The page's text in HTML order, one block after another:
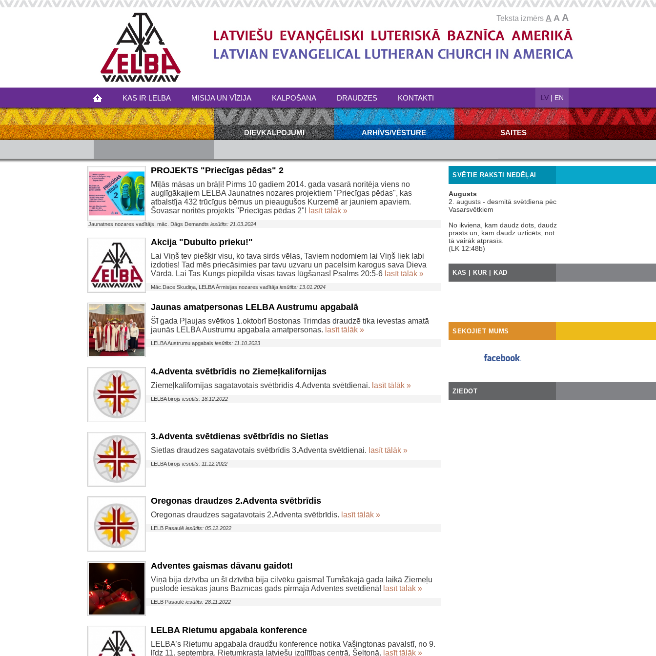
Teksta izmērs A A A
KAS IR LELBA MISIJA UN VĪZIJA KALPOŠANA DRAUDZES KONTAKTI LV | EN
DIEVKALPOJUMI ARHĪVS/VĒSTURE SAITES
PROJEKTS "Priecīgas pēdas" 2
Mīļās māsas un brāļi! Pirms 10 gadiem 2014. gada vasarā noritēja viens no
auglīgākajiem LELBA Jaunatnes nozares projektiem "Priecīgas pēdas", kas
atbalstīja 432 trūcīgus bērnus un pieaugušos Kurzemē ar jauniem apaviem.
Šovasar noritēs projekts "Priecīgas pēdas 2"! lasīt tālāk »
Jaunatnes nozares vadītājs, māc. Dāgs Demandts iesūtīts: 21.03.2024
Akcija "Dubulto prieku!"
Lai Viņš tev piešķir visu, ko tava sirds vēlas, Taviem nodomiem lai Viņš liek labi
izdoties! Tad mēs priecāsimies par tavu uzvaru un pacelsim karogus sava Dieva
Vārdā. Lai Tas Kungs piepilda visas tavas lūgšanas! Psalms 20:5-6 lasīt tālāk »
Māc.Dace Skudiņa, LELBA Ārmisijas nozares vadītāja iesūtīts: 13.01.2024
Jaunas amatpersonas LELBA Austrumu apgabalā
Šī gada Pļaujas svētkos 1.oktobrī Bostonas Trimdas draudzē tika ievestas amatā
jaunās LELBA Austrumu apgabala amatpersonas. lasīt tālāk »
LELBA Austrumu apgabals iesūtīts: 11.10.2023
4.Adventa svētbrīdis no Ziemeļkalifornijas
Ziemeļkalifornijas sagatavotais svētbrīdis 4.Adventa svētdienai. lasīt tālāk »
LELBA birojs iesūtīts: 18.12.2022
3.Adventa svētdienas svētbrīdis no Sietlas
Sietlas draudzes sagatavotais svētbrīdis 3.Adventa svētdienai. lasīt tālāk »
LELBA birojs iesūtīts: 11.12.2022
Oregonas draudzes 2.Adventa svētbrīdis
Oregonas draudzes sagatavotais 2.Adventa svētbrīdis. lasīt tālāk »
LELB Pasaulē iesūtīts: 05.12.2022
Adventes gaismas dāvanu gaidot!
Viņā bija dzīvība un šī dzīvībā bija cilvēku gaisma! Tumšākajā gada laikā Ziemeļu
puslodē iesākas jauns Baznīcas gads pirmajā Adventes svētdienā! lasīt tālāk »
LELB Pasaulē iesūtīts: 28.11.2022
LELBA Rietumu apgabala konference
LELBA’s Rietumu apgabala draudžu konference notika Vašingtonas pavalstī, no 9.
līdz 11. septembŗa, Rietumkrasta latviešu izglītības centrā, Šeltonā. lasīt tālāk »
SVĒTIE RAKSTI NEDĒĻAI
Augusts
2. augusts - desmitā svētdiena pēc
Vasarsvētkiem
No ikviena, kam daudz dots, daudz
prasīs un, kam daudz uzticēts, not
tā vairāk atprasīs.
(LK 12:48b)
KAS | KUR | KAD
SEKOJIET MUMS
ZIEDOT